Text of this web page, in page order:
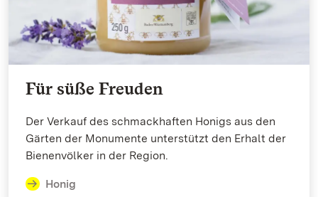
Für süße Freuden
Der Verkauf des schmackhaften Honigs aus den
Gärten der Monumente unterstützt den Erhalt der
Bienenvölker in der Region.
Honig